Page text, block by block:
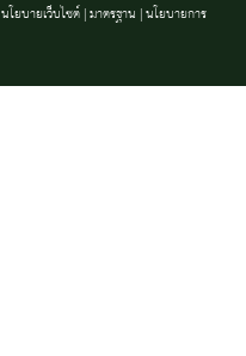
นโยบายเว็บไซต์|มาตรฐาน |นโยบายการ